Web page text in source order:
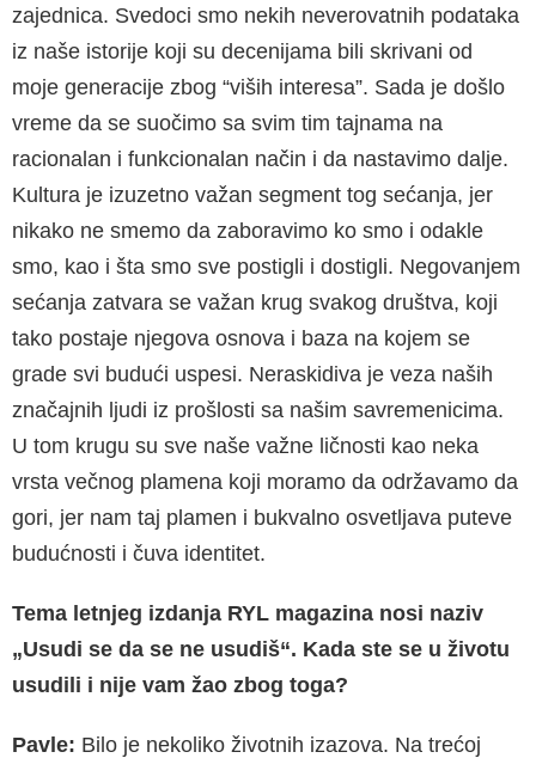
zajednica. Svedoci smo nekih neverovatnih podataka
iz naše istorije koji su decenijama bili skrivani od
moje generacije zbog “viših interesa”. Sada je došlo
vreme da se suočimo sa svim tim tajnama na
racionalan i funkcionalan način i da nastavimo dalje.
Kultura je izuzetno važan segment tog sećanja, jer
nikako ne smemo da zaboravimo ko smo i odakle
smo, kao i šta smo sve postigli i dostigli. Negovanjem
sećanja zatvara se važan krug svakog društva, koji
tako postaje njegova osnova i baza na kojem se
grade svi budući uspesi. Neraskidiva je veza naših
značajnih ljudi iz prošlosti sa našim savremenicima.
U tom krugu su sve naše važne ličnosti kao neka
vrsta večnog plamena koji moramo da održavamo da
gori, jer nam taj plamen i bukvalno osvetljava puteve
budućnosti i čuva identitet.
Tema letnjeg izdanja RYL magazina nosi naziv
„Usudi se da se ne usudiš“. Kada ste se u životu
usudili i nije vam žao zbog toga?
Pavle: Bilo je nekoliko životnih izazova. Na trećoj